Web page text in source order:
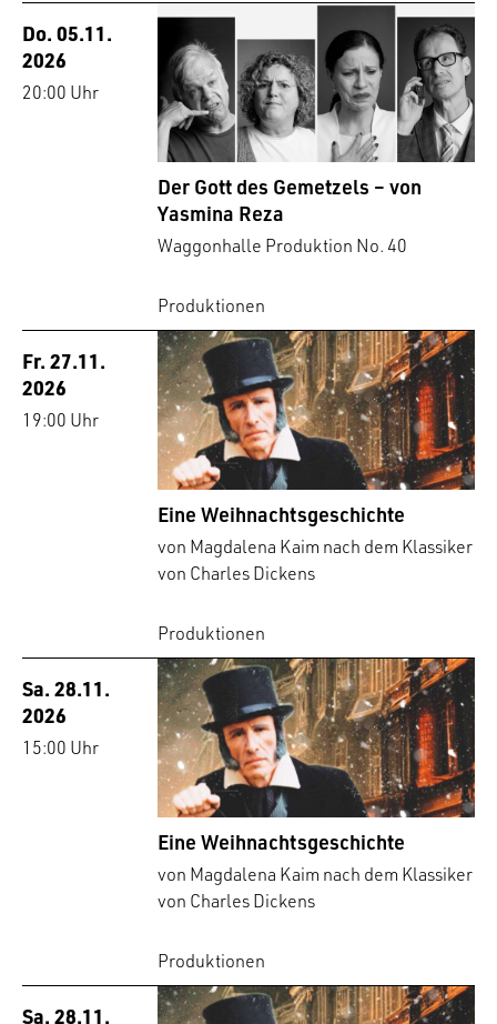
Do. 05.11.
2026
20:00 Uhr
Der Gott des Gemetzels – von
Yasmina Reza
Waggonhalle Produktion No. 40
Produktionen
Fr. 27.11.
2026
19:00 Uhr
Eine Weihnachtsgeschichte
von Magdalena Kaim nach dem Klassiker
von Charles Dickens
Produktionen
Sa. 28.11.
2026
15:00 Uhr
Eine Weihnachtsgeschichte
von Magdalena Kaim nach dem Klassiker
von Charles Dickens
Produktionen
Sa. 28.11.